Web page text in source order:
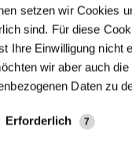
setzen wir Cookies
sind. Für diese
Ihre Einwilligung nicht
wir aber auch
Daten zu
Erforderlich 7